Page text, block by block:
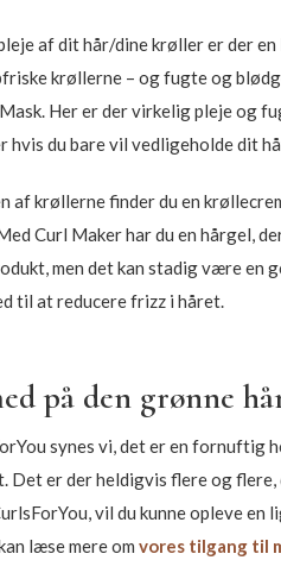
af dit hår/dine krøller er der
krøllerne – og fugte og
Her er der virkelig pleje og
hvis du bare vil vedligeholde dit
af krøllerne finder du en
Curl Maker har du en hårgel,
men det kan stadig være en
til at reducere frizz i håret.
på den grønne
synes vi, det er en fornuftig
Det er der heldigvis flere og
vil du kunne opleve
læse mere om vores tilgang til